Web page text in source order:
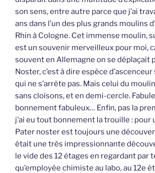
son sens, entre autre parce que j’ai
ans dans l’un des plus grands moulins
Rhin à Cologne. Cet immense moulin,
est un souvenir merveilleux pour moi,
souvent en Allemagne on se déplaçait
Noster, c’est à dire espèce
qui ne s’arrête pas. Mais celui du
sans cloisons, et en demi-cercle.
bonnement fabuleux… Enfin, pas la
j’ai eu tout bonnement la trouille : pour
Pater noster est toujours une
était une très impressionnante
le vide des 12 étages en regardant par
qu’employée chimiste au labo, au 12e